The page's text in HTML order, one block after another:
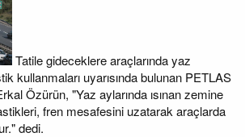
Tatile gideceklere araçlarında yaz
kullanmaları uyarısında bulunan PETLAS
Özürün, "Yaz aylarında ısınan zemine
fren mesafesini uzatarak araçlarda
dedi.